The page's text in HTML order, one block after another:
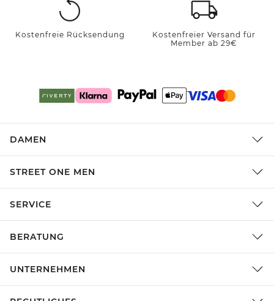
Kostenfreie Rücksendung
Kostenfreier Versand für
Member ab 29€
DAMEN
STREET ONE MEN
SERVICE
BERATUNG
UNTERNEHMEN